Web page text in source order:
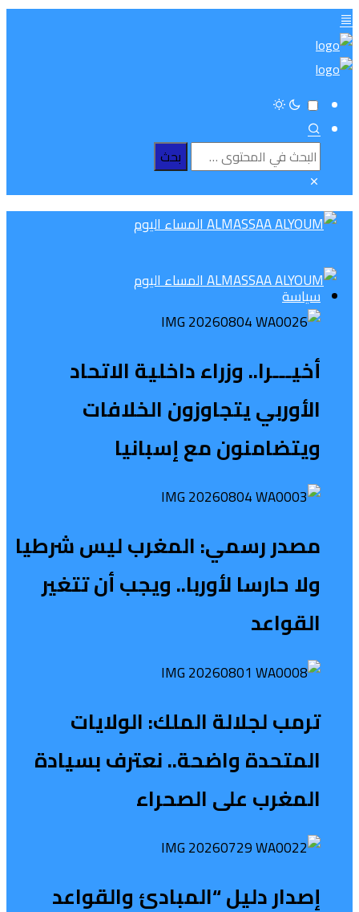
سياسة
أخيـــرا.. وزراء داخلية الاتحاد
الأوربي يتجاوزون الخلافات
ويتضامنون مع إسبانيا
مصدر رسمي: المغرب ليس شرطيا
ولا حارسا لأوربا.. ويجب أن تتغير
القواعد
ترمب لجلالة الملك: الولايات
المتحدة واضحة.. نعترف بسيادة
المغرب على الصحراء
إصدار دليل “المبادئ والقواعد